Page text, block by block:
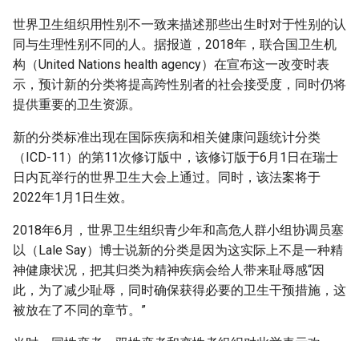
世界卫生组织用性别不一致来描述那些出生时对于性别的认
同与生理性别不同的人。据报道，2018年，联合国卫生机
构（United Nations health agency）在宣布这一改变时表
示，预计新的分类将提高跨性别者的社会接受度，同时仍将
提供重要的卫生资源。
新的分类标准出现在国际疾病和相关健康问题统计分类
（ICD-11）的第11次修订版中，该修订版于6月1日在瑞士
日内瓦举行的世界卫生大会上通过。同时，该法案将于
2022年1月1日生效。
2018年6月，世界卫生组织青少年和高危人群小组协调员塞
以（Lale Say）博士说新的分类是因为这实际上不是一种精
神健康状况，把其归类为精神疾病会给人带来耻辱感“因
此，为了减少耻辱，同时确保获得必要的卫生干预措施，这
被放在了不同的章节。”